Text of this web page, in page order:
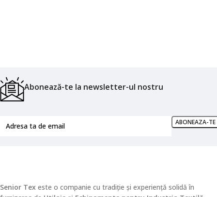
Abonează-te la newsletter-ul nostru
Senior Tex este o companie cu tradiție și experiență solidă în